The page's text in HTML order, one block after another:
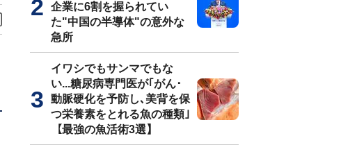
企業に6割を握られてい
た"中国の半導体"の意外な
急所
イワシでもサンマでもな
い...糖尿病専門医が｢がん･
動脈硬化を予防し､美背を保
つ栄養素をとれる魚の種類｣
【最強の魚活術3選】